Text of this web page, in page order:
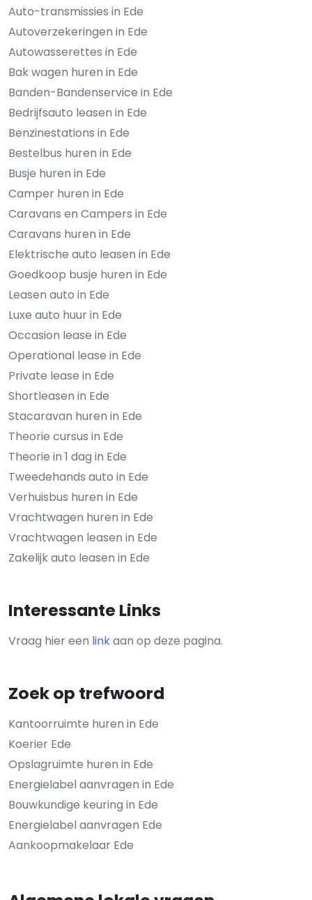
Auto-transmissies in Ede
Autoverzekeringen in Ede
Autowasserettes in Ede
Bak wagen huren in Ede
Banden-Bandenservice in Ede
Bedrijfsauto leasen in Ede
Benzinestations in Ede
Bestelbus huren in Ede
Busje huren in Ede
Camper huren in Ede
Caravans en Campers in Ede
Caravans huren in Ede
Elektrische auto leasen in Ede
Goedkoop busje huren in Ede
Leasen auto in Ede
Luxe auto huur in Ede
Occasion lease in Ede
Operational lease in Ede
Private lease in Ede
Shortleasen in Ede
Stacaravan huren in Ede
Theorie cursus in Ede
Theorie in 1 dag in Ede
Tweedehands auto in Ede
Verhuisbus huren in Ede
Vrachtwagen huren in Ede
Vrachtwagen leasen in Ede
Zakelijk auto leasen in Ede
Interessante Links
Vraag hier een linkaan op deze pagina.
Zoek op trefwoord
Kantoorruimte huren in Ede
Koerier Ede
Opslagruimte huren in Ede
Energielabel aanvragen in Ede
Bouwkundige keuring in Ede
Energielabel aanvragen Ede
Aankoopmakelaar Ede